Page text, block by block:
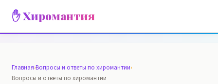
✋ Хиромантия
Главная›Вопросы и ответы по хиромантии›
Вопросы и ответы по хиромантии